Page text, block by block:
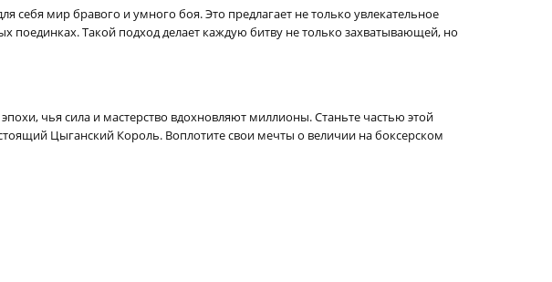
мир бравого и умного боя. Это предлагает не только увлекательное
поединках. Такой подход делает каждую битву не только захватывающей, но
чья сила и мастерство вдохновляют миллионы. Станьте частью этой
Цыганский Король. Воплотите свои мечты о величии на боксерском